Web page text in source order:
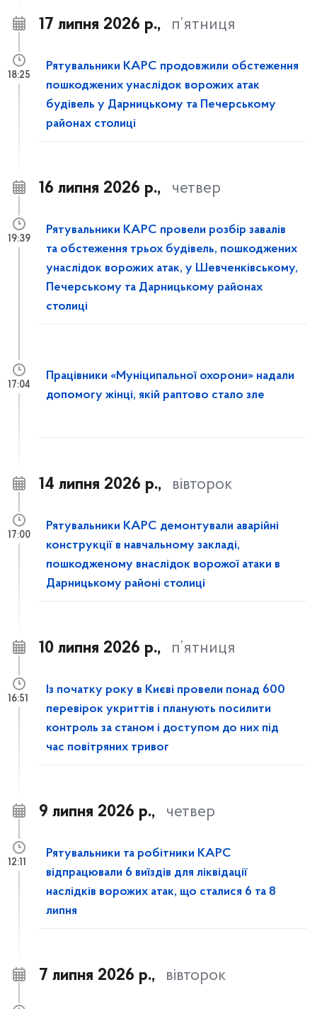
17 липня 2026 р., п’ятниця
Рятувальники КАРС продовжили обстеження
пошкоджених унаслідок ворожих атак
будівель у Дарницькому та Печерському
районах столиці
18:25
16 липня 2026 р., четвер
Рятувальники КАРС провели розбір завалів
та обстеження трьох будівель, пошкоджених
унаслідок ворожих атак, у Шевченківському,
Печерському та Дарницькому районах
столиці
19:39
Працівники «Муніципальної охорони» надали
допомогу жінці, якій раптово стало зле
17:04
14 липня 2026 р., вівторок
Рятувальники КАРС демонтували аварійні
конструкції в навчальному закладі,
пошкодженому внаслідок ворожої атаки в
Дарницькому районі столиці
17:00
10 липня 2026 р., п’ятниця
Із початку року в Києві провели понад 600
перевірок укриттів і планують посилити
контроль за станом і доступом до них під
час повітряних тривог
16:51
9 липня 2026 р., четвер
Рятувальники та робітники КАРС
відпрацювали 6 виїздів для ліквідації
наслідків ворожих атак, що сталися 6 та 8
липня
12:11
7 липня 2026 р., вівторок